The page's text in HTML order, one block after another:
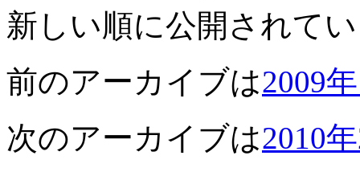
新しい順に公開されて
前のアーカイブは2009
次のアーカイブは2010